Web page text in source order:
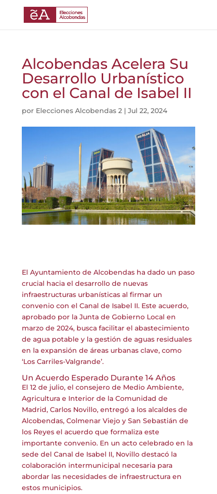
Alcobendas Acelera Su
Desarrollo Urbanístico
con el Canal de Isabel II
por Elecciones Alcobendas 2| Jul 22, 2024
El Ayuntamiento de Alcobendas ha dado un paso
crucial hacia el desarrollo de nuevas
infraestructuras urbanísticas al firmar un
convenio con el Canal de Isabel II. Este acuerdo,
aprobado por la Junta de Gobierno Local en
marzo de 2024, busca facilitar el abastecimiento
de agua potable y la gestión de aguas residuales
en la expansión de áreas urbanas clave, como
‘Los Carriles-Valgrande’.
Un Acuerdo Esperado Durante 14 Años
El 12 de julio, el consejero de Medio Ambiente,
Agricultura e Interior de la Comunidad de
Madrid, Carlos Novillo, entregó a los alcaldes de
Alcobendas, Colmenar Viejo y San Sebastián de
los Reyes el acuerdo que formaliza este
importante convenio. En un acto celebrado en la
sede del Canal de Isabel II, Novillo destacó la
colaboración intermunicipal necesaria para
abordar las necesidades de infraestructura en
estos municipios.